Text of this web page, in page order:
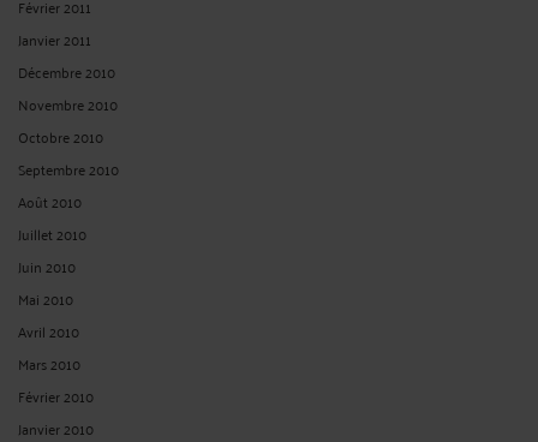
Février 2011
Janvier 2011
Décembre 2010
Novembre 2010
Octobre 2010
Septembre 2010
Août 2010
Juillet 2010
Juin 2010
Mai 2010
Avril 2010
Mars 2010
Février 2010
Janvier 2010